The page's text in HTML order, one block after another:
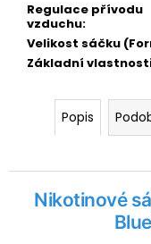
Regulace přívodu
vzduchu:
Velikost sáčku
Základní
Popis
Nikotinové
ELF
BAR
ELFLIQ
KIWI
10ML